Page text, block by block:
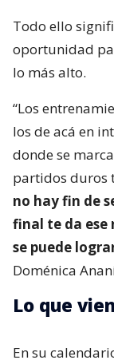
Todo ello
oportunidad
lo más alto.
“Los
los de acá en
donde se
partidos duros
no hay fin de
final te da ese
se puede
Doménica
Lo que
En su